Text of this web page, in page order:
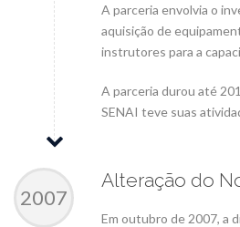
A parceria envolvia o
aquisição de
instrutores para a
A parceria durou até
SENAI teve suas
2007
Alteração do
Em outubro de 2007, a